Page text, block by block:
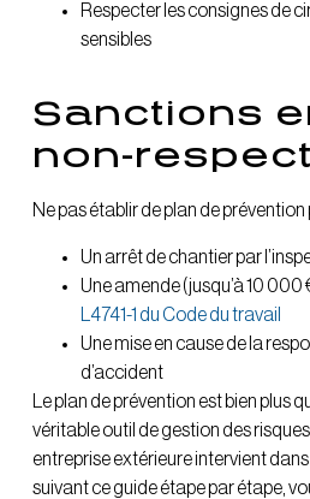
Respecter les consignes de
sensibles
Sanctions
non-respect
Ne pas établir de plan de prévention
Un arrêt de chantier par
Une amende (jusqu’à 10 000
L4741-1 du Code du travail
Une mise en cause de la
d’accident
Le plan de prévention est bien plus
véritable outil de gestion des
entreprise extérieure intervient
suivant ce guide étape par étape,